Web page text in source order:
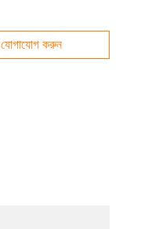
যোগাযোগ করুন